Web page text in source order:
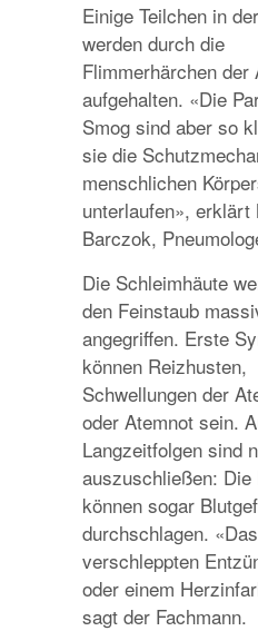
Einige Teilchen in
werden durch die
Flimmerhärchen der
aufgehalten. «Die
Smog sind aber so
sie die
menschlichen
unterlaufen», erklärt
Barczok,
Die Schleimhäute
den Feinstaub
angegriffen. Erste
können Reizhusten,
Schwellungen der
oder Atemnot sein.
Langzeitfolgen sind
auszuschließen: Die
können sogar
durchschlagen.
verschleppten
oder einem
sagt der Fachmann.